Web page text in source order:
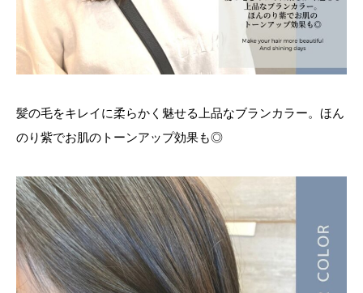
髪の毛をキレイに柔らかく魅せる上品なブランカラー。ほん
のり紫でお肌のトーンアップ効果も◎